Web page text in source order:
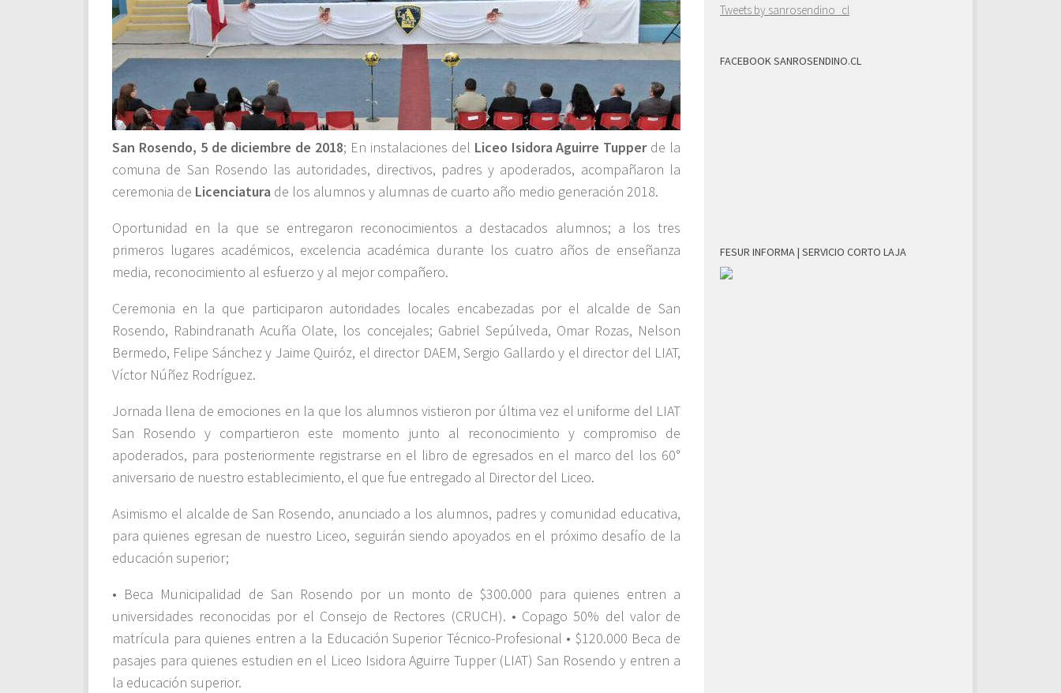
San Rosendo, 5 de diciembre de 2018; En instalaciones del Liceo Isidora Aguirre Tupperde la
comuna de San Rosendo las autoridades, directivos, padres y apoderados, acompañaron la
ceremonia de Licenciatura de los alumnos y alumnas de cuarto año medio generación 2018.
Oportunidad en la que se entregaron reconocimientos a destacados alumnos; a los tres
primeros lugares académicos, excelencia académica durante los cuatro años de enseñanza
media, reconocimiento al esfuerzo y al mejor compañero.
Ceremonia en la que participaron autoridades locales encabezadas por el alcalde de San
Rosendo, Rabindranath Acuña Olate, los concejales; Gabriel Sepúlveda, Omar Rozas, Nelson
Bermedo, Felipe Sánchez y Jaime Quiróz, el director DAEM, Sergio Gallardo y el director del LIAT,
Víctor Núñez Rodríguez.
Jornada llena de emociones en la que los alumnos vistieron por última vez el uniforme del LIAT
San Rosendo y compartieron este momento junto al reconocimiento y compromiso de
apoderados, para posteriormente registrarse en el libro de egresados en el marco del los 60°
aniversario de nuestro establecimiento, el que fue entregado al Director del Liceo.
Asimismo el alcalde de San Rosendo, anunciado a los alumnos, padres y comunidad educativa,
para quienes egresan de nuestro Liceo, seguirán siendo apoyados en el próximo desafío de la
educación superior;
• Beca Municipalidad de San Rosendo por un monto de $300.000 para quienes entren a
universidades reconocidas por el Consejo de Rectores (CRUCH). • Copago 50% del valor de
matrícula para quienes entren a la Educación Superior Técnico-Profesional • $120.000 Beca de
pasajes para quienes estudien en el Liceo Isidora Aguirre Tupper (LIAT) San Rosendo y entren a
la educación superior.
Tweets by sanrosendino_cl
FACEBOOK SANROSENDINO.CL
FESUR INFORMA | SERVICIO CORTO LAJA